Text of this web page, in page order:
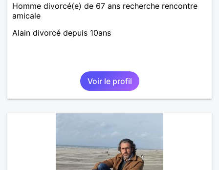
Homme divorcé(e) de 67 ans recherche rencontre
amicale
Alain divorcé depuis 10ans
Voir le profil